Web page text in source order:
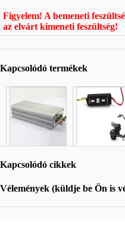
Figyelem! A bemeneti
az elvárt kimeneti feszültség!
Kapcsolódó termékek
Kapcsolódó cikkek
Vélemények (küldje be Ön is